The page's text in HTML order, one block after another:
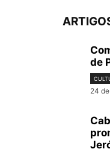
de
24